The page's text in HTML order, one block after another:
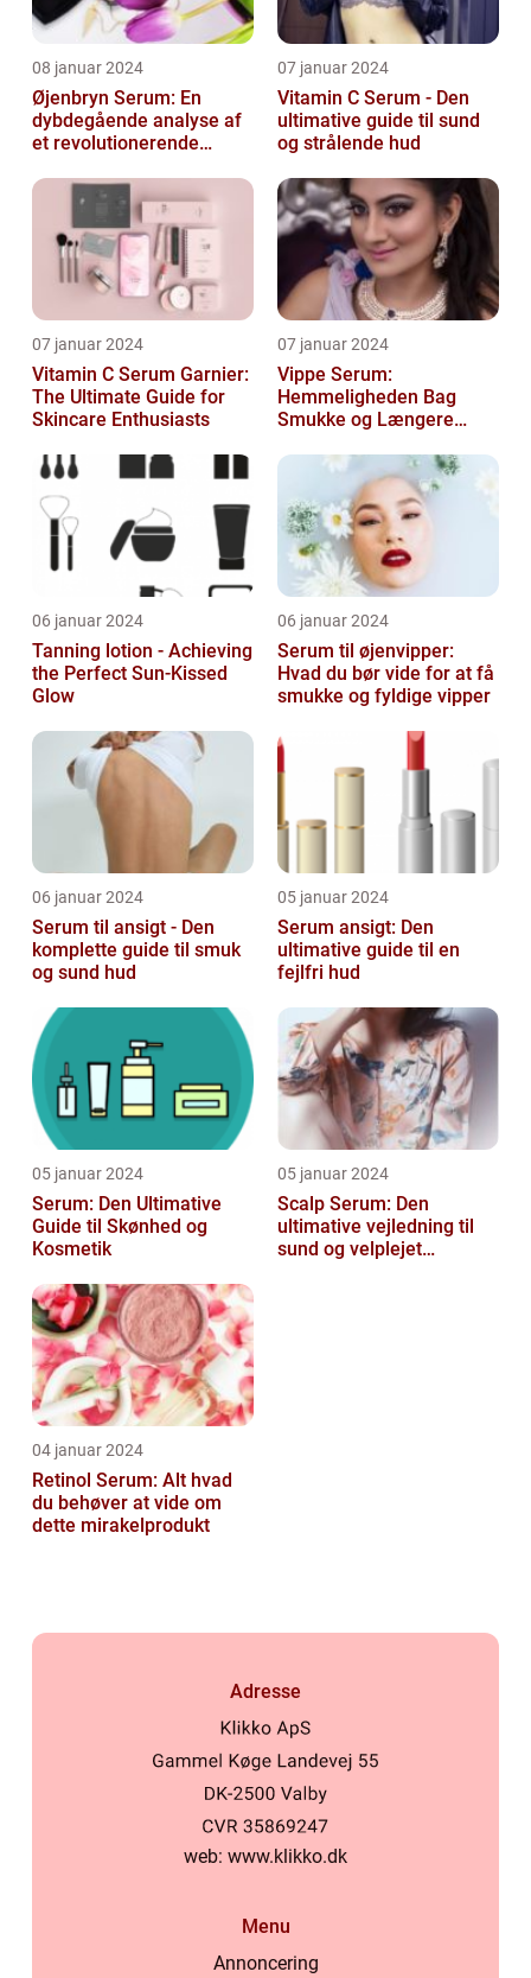
08 januar 2024
Øjenbryn Serum: En
dybdegående analyse af
et revolutionerende
07 januar 2024
Vitamin C Serum - Den
ultimative guide til sund
og strålende hud
07 januar 2024
Vitamin C Serum Garnier:
The Ultimate Guide for
Skincare Enthusiasts
07 januar 2024
Vippe Serum:
Hemmeligheden Bag
Smukke og Længere
06 januar 2024
Tanning lotion - Achieving
the Perfect Sun-Kissed
Glow
06 januar 2024
Serum til øjenvipper:
Hvad du bør vide for at få
smukke og fyldige vipper
06 januar 2024
Serum til ansigt - Den
komplette guide til smuk
og sund hud
05 januar 2024
Serum ansigt: Den
ultimative guide til en
fejlfri hud
05 januar 2024
Serum: Den Ultimative
Guide til Skønhed og
Kosmetik
05 januar 2024
Scalp Serum: Den
ultimative vejledning til
sund og velplejet
04 januar 2024
Retinol Serum: Alt hvad
du behøver at vide om
dette mirakelprodukt
Adresse
web: www.klikko.dk
Menu
Annoncering